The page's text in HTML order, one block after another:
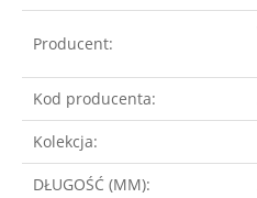
Producent:
Kod producenta:
Kolekcja:
DŁUGOŚĆ (MM):